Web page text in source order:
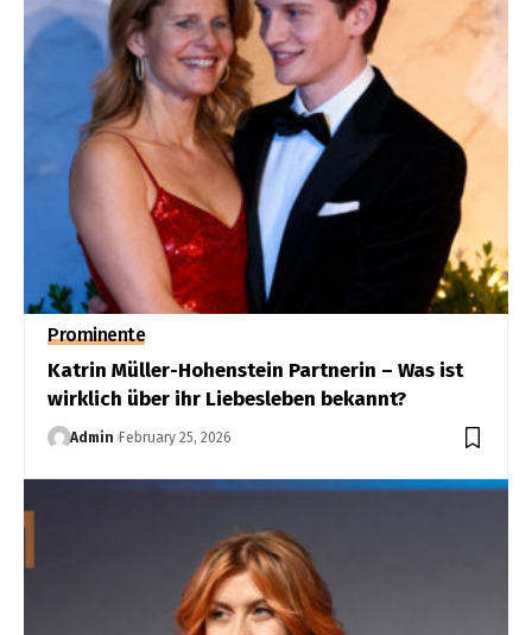
Prominente
Katrin Müller-Hohenstein Partnerin – Was ist
wirklich über ihr Liebesleben bekannt?
Admin February 25, 2026